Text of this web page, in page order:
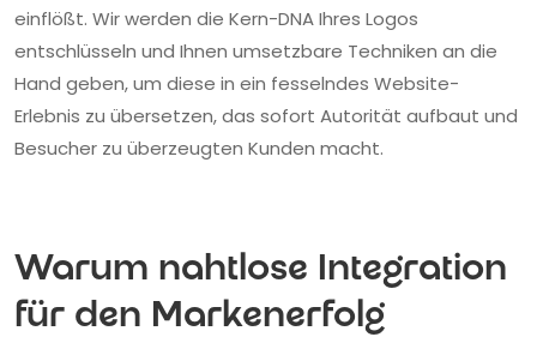
einflößt. Wir werden die Kern-DNA Ihres Logos
entschlüsseln und Ihnen umsetzbare Techniken an die
Hand geben, um diese in ein fesselndes Website-
Erlebnis zu übersetzen, das sofort Autorität aufbaut und
Besucher zu überzeugten Kunden macht.
Warum nahtlose Integration
für den Markenerfolg